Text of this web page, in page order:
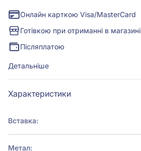
Онлайн карткою Visa/MasterCard
Готівкою при отриманні в магазині
Післяплатою
Детальніше
Характеристики
Вставка:
Метал: